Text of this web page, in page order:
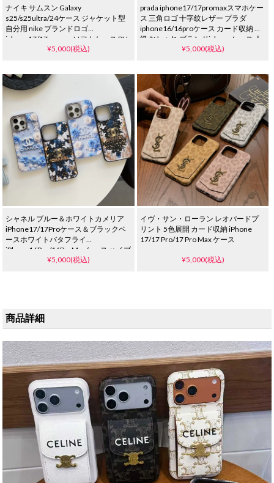
ナイキ サムスン Galaxy
s25/s25ultra/24ケース ジャケット型
自分用 nike ブランドロゴ
iphone17/17promaxソフトケース PU
レザー 耐衝撃 ナイキ 風 アイフォン
¥5,000(税込)
prada iphone17/17promaxスマホケー
ス 三角ロゴ 十字纹レザー プラダ
iphone16/16proケース カード収納 高
级 おしゃれ ブランドiphoneケース 人
¥5,000(税込)
シャネル ブルー＆ホワイトカメリア
iPhone17/17Proケース＆ブラックベ
ースホワイトバタフライ
iPhone16Pro/16ProMaxケース ハイブ
¥5,000(税込)
イヴ・サン・ローラン レオパードプ
リント 5色展開 カード収納 iPhone
17/17 Pro/17 Pro Max ケース
¥5,000(税込)
商品詳細